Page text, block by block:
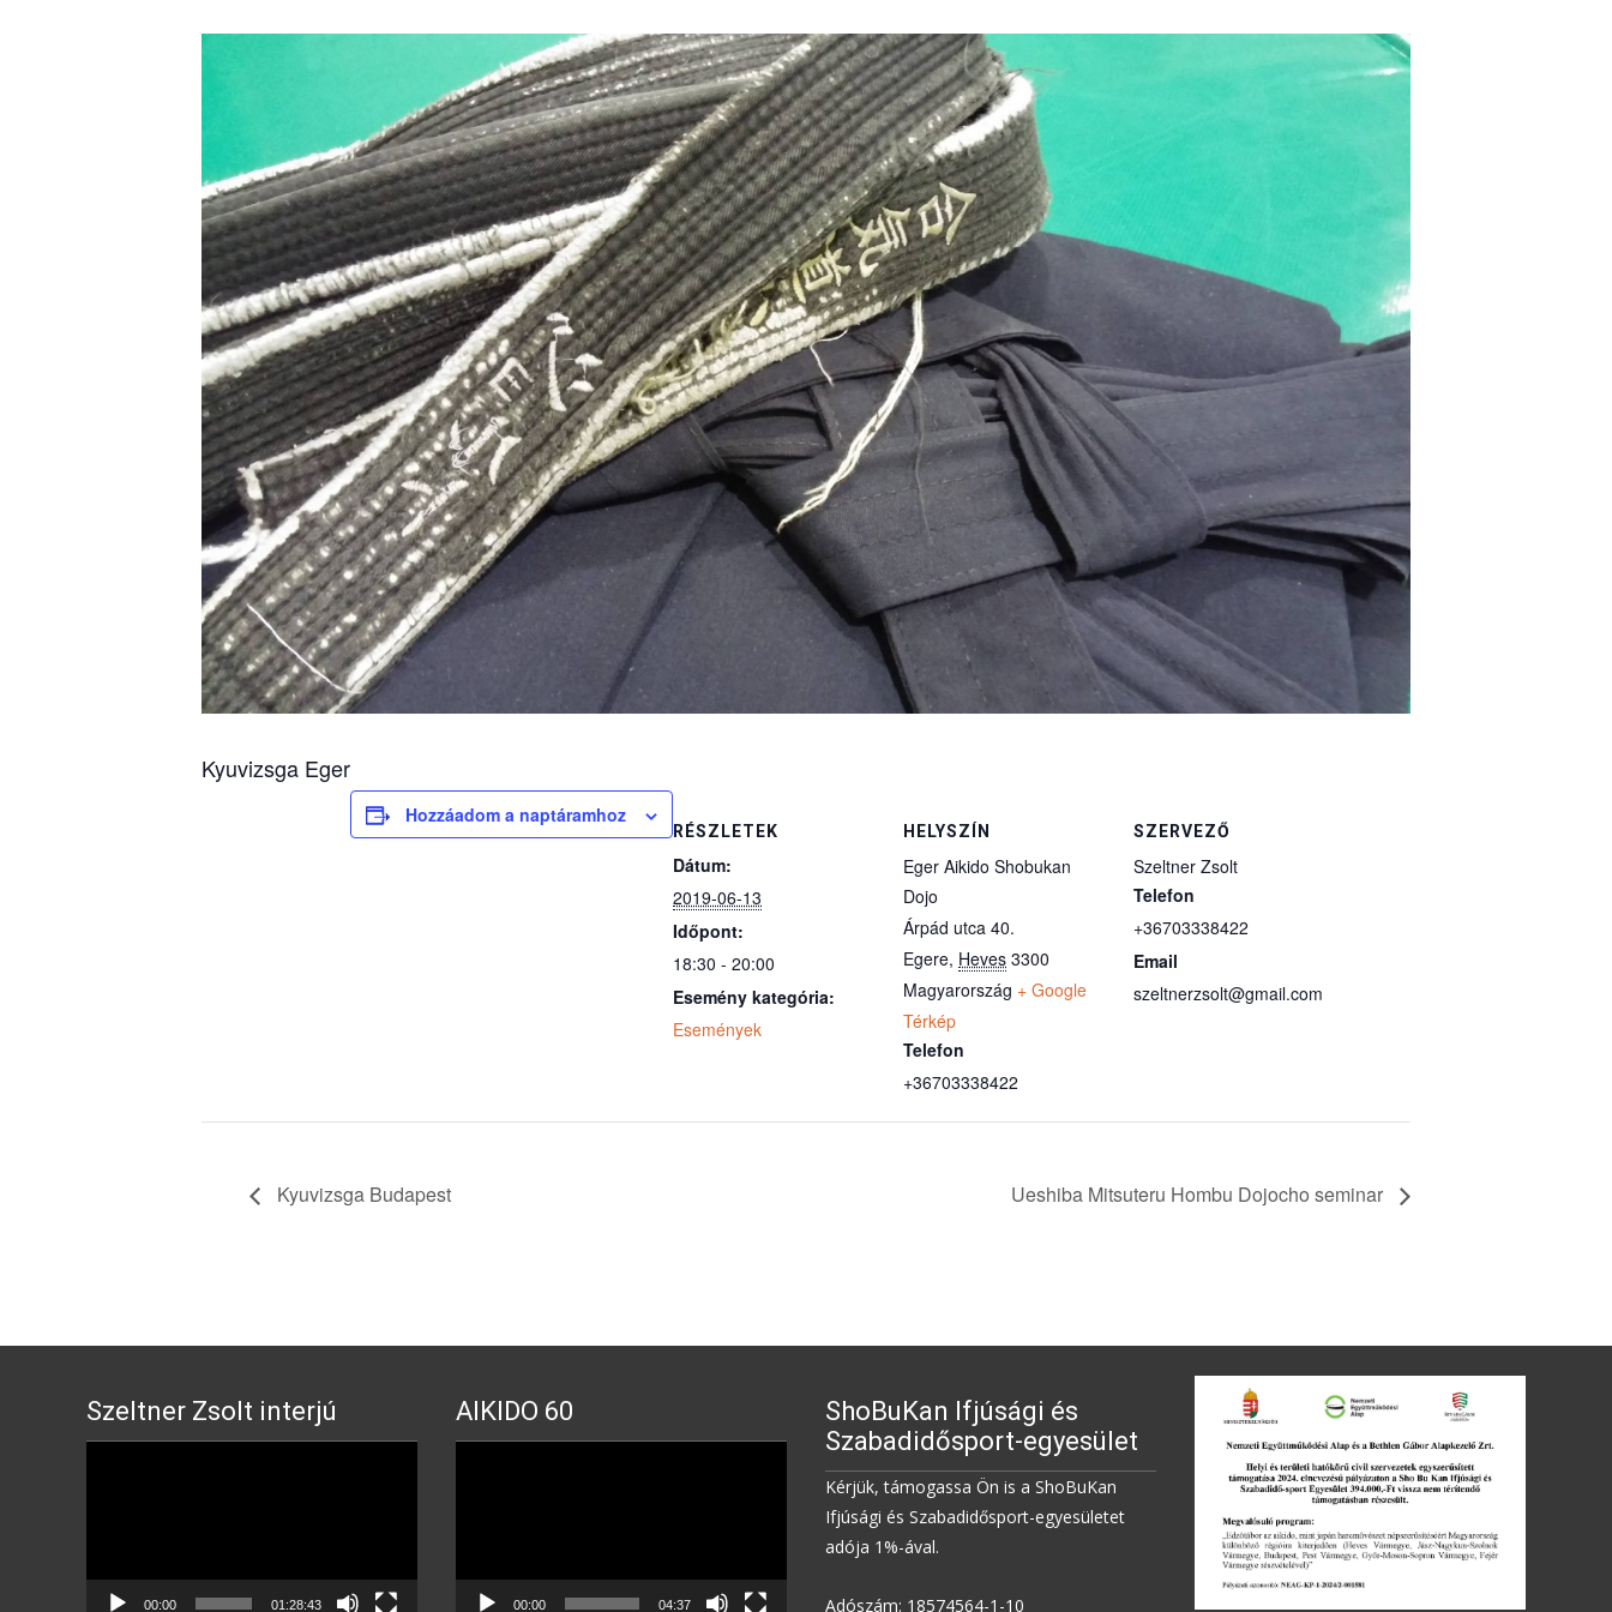
Kyuvizsga Eger
Hozzáadom a naptáramhoz
RÉSZLETEK
Dátum:
2019-06-13
Időpont:
18:30 - 20:00
Esemény kategória:
Események
HELYSZÍN
Eger Aikido Shobukan
Dojo
Árpád utca 40.
Egere, Heves 3300
Magyarország + Google
Térkép
Telefon
+36703338422
SZERVEZŐ
Szeltner Zsolt
Telefon
+36703338422
Email
szeltnerzsolt@gmail.com
Kyuvizsga Budapest Ueshiba Mitsuteru Hombu Dojocho seminar
Szeltner Zsolt interjú
00:00 01:28:43
AIKIDO 60
00:00 04:37
ShoBuKan Ifjúsági és
Szabadidősport-egyesület
Kérjük, támogassa Ön is a ShoBuKan
Ifjúsági és Szabadidősport-egyesületet
adója 1%-ával.
Adószám: 18574564-1-10